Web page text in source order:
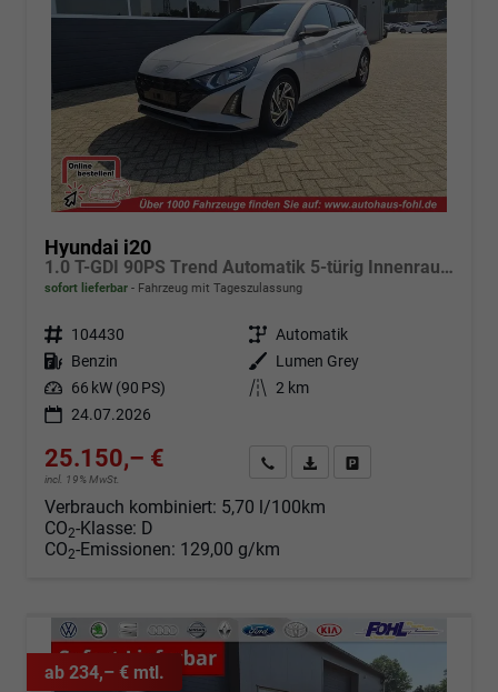
Hyundai i20
1.0 T-GDI 90PS Trend Automatik 5-türig Innenraumkamera 2xKeyless Klimaautomatik Sitzheizung Lenkradheizung Navi Rückf.Kamera PDC Apple CarPlay Android Auto Tempomat Touchscreen 16"LM
sofort lieferbar Fahrzeug mit Tageszulassung
Fahrzeugnr. 104430 Getriebe Automatik
Kraftstoff Benzin Außenfarbe
Lumen Grey
Leistung 66 kW (90 PS) Kilometerstand 2 km
24.07.2026
25.150,– €
incl. 19% MwSt.
Angebot anfordern
Fahrzeugexpose (PDF)
Verbrauch kombiniert: 5,70 l/100km
CO2-Klasse: D
CO2-Emissionen: 129,00 g/km
ab 234,– € mtl.